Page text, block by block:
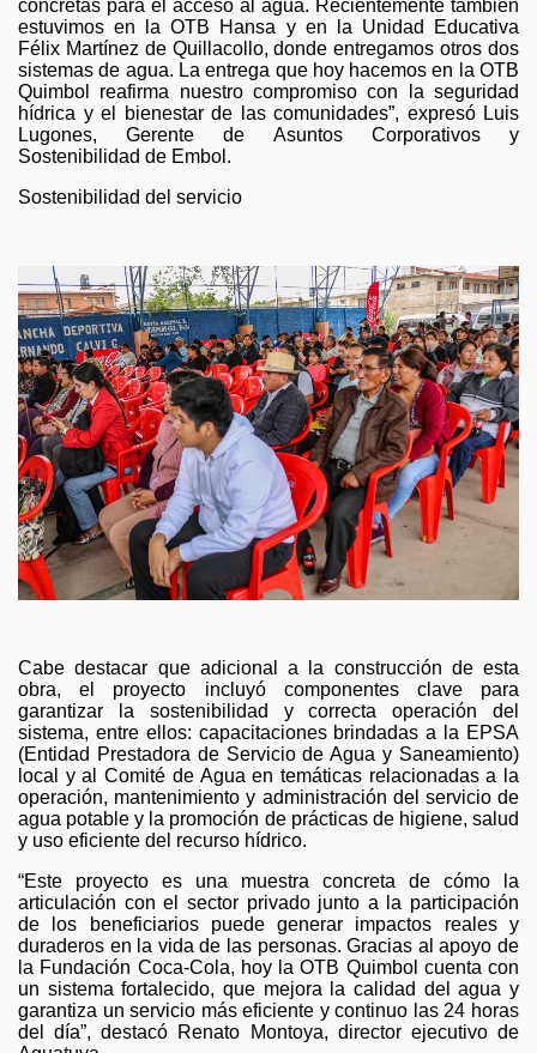
concretas para el acceso al agua. Recientemente también
estuvimos en la OTB Hansa y en la Unidad Educativa
Félix Martínez de Quillacollo, donde entregamos otros dos
sistemas de agua. La entrega que hoy hacemos en la OTB
Quimbol reafirma nuestro compromiso con la seguridad
hídrica y el bienestar de las comunidades”, expresó Luis
Lugones, Gerente de Asuntos Corporativos y
Sostenibilidad de Embol.
Sostenibilidad del servicio
Cabe destacar que adicional a la construcción de esta
obra, el proyecto incluyó componentes clave para
garantizar la sostenibilidad y correcta operación del
sistema, entre ellos: capacitaciones brindadas a la EPSA
(Entidad Prestadora de Servicio de Agua y Saneamiento)
local y al Comité de Agua en temáticas relacionadas a la
operación, mantenimiento y administración del servicio de
agua potable y la promoción de prácticas de higiene, salud
y uso eficiente del recurso hídrico.
“Este proyecto es una muestra concreta de cómo la
articulación con el sector privado junto a la participación
de los beneficiarios puede generar impactos reales y
duraderos en la vida de las personas. Gracias al apoyo de
la Fundación Coca-Cola, hoy la OTB Quimbol cuenta con
un sistema fortalecido, que mejora la calidad del agua y
garantiza un servicio más eficiente y continuo las 24 horas
del día”, destacó Renato Montoya, director ejecutivo de